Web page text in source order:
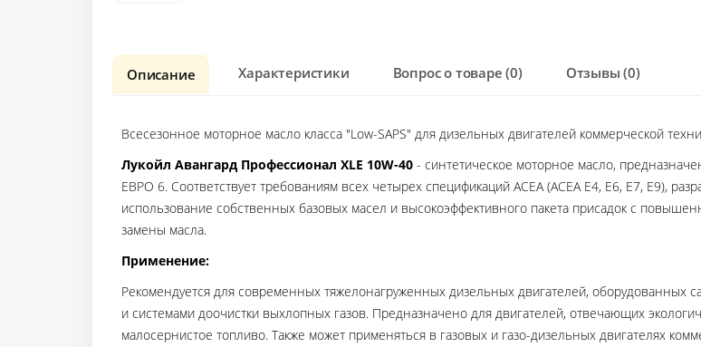
Описание Характеристики Вопрос о товаре (0) Отзывы (0)
Всесезонное моторное масло класса "Low-SAPS" для дизельных двигателей коммерческой
Лукойл Авангард Профессионал XLE 10W-40 - синтетическое моторное масло,
ЕВРО 6. Соответствует требованиям всех четырех спецификаций ACEA (ACEA E4, E6, E7, E9),
использование собственных базовых масел и высокоэффективного пакета присадок с
замены масла.
Применение:
Рекомендуется для современных тяжелонагруженных дизельных двигателей, оборудованных
и системами доочистки выхлопных газов. Предназначено для двигателей, отвечающих
малосернистое топливо. Также может применяться в газовых и газо-дизельных двигателях